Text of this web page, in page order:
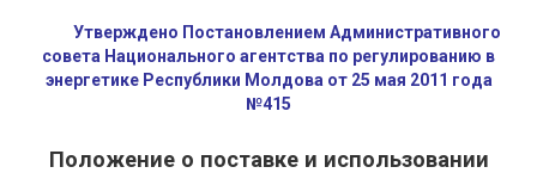
Утверждено Постановлением Административного
совета Национального агентства по регулированию в
энергетике Республики Молдова от 25 мая 2011 года
№415
Положение о поставке и использовании